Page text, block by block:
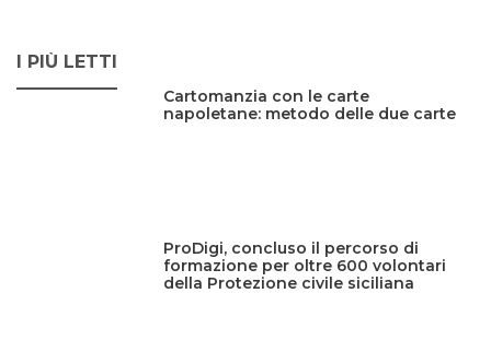
I PIÙ LETTI
Cartomanzia con le carte
napoletane: metodo delle due carte
ProDigi, concluso il percorso di
formazione per oltre 600 volontari
della Protezione civile siciliana